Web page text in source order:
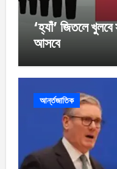
‘হ্যাঁ’ জিতলে
আসবে
আর্ন্তজাতিক